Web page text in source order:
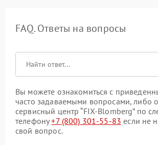
FAQ. Ответы на вопросы
Вы можете ознакомиться с
часто задаваемыми вопросами, либо
сервисный центр “FIX-Blomberg” по
телефону+7 (800) 301-55-83 если не
свой вопрос.